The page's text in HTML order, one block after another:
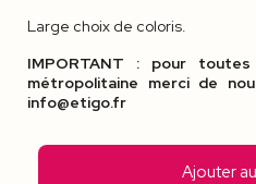
Large choix de coloris.
IMPORTANT : pour toutes
métropolitaine merci de
info@etigo.fr
Ajouter